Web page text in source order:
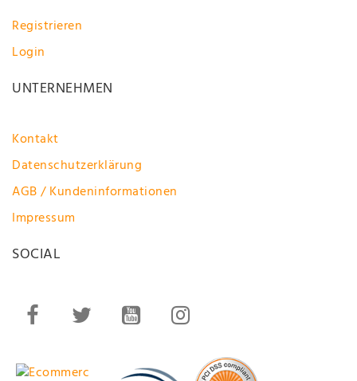
Registrieren
Login
UNTERNEHMEN
Kontakt
Datenschutzerklärung
AGB / Kundeninformationen
Impressum
SOCIAL